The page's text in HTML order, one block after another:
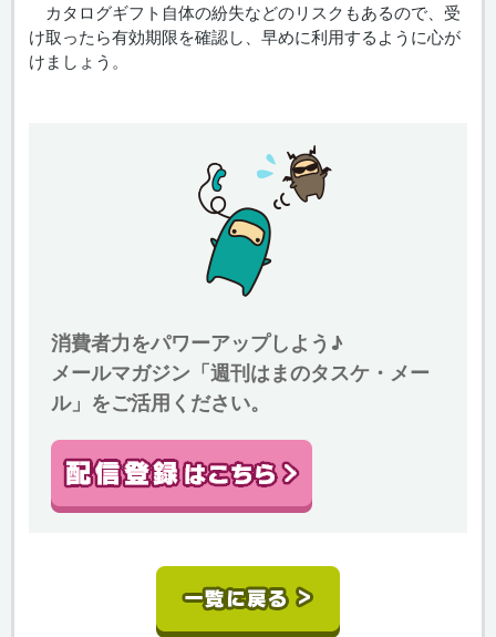
カタログギフト自体の紛失などのリスクもあるので、受
け取ったら有効期限を確認し、早めに利用するように心が
けましょう。
消費者力をパワーアップしよう♪
メールマガジン「週刊はまのタスケ・メー
ル」をご活用ください。